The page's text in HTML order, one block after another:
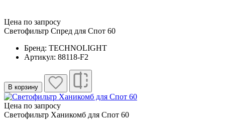
Цена по запросу
Светофильтр Спред для Спот 60
Бренд: TECHNOLIGHT
Артикул: 88118-F2
В корзину
Цена по запросу
Светофильтр Ханикомб для Спот 60